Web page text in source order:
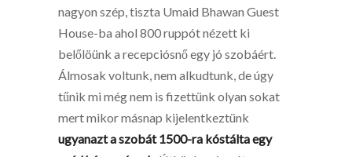
nagyon szép, tiszta Umaid Bhawan Guest
House-ba ahol 800 ruppót nézett ki
belőlöünk a recepciósnő egy jó szobáért.
Álmosak voltunk, nem alkudtunk, de úgy
tűnik mi még nem is fizettünk olyan sokat
mert mikor másnap kijelentkeztünk
ugyanazt a szobát 1500-ra kóstálta egy